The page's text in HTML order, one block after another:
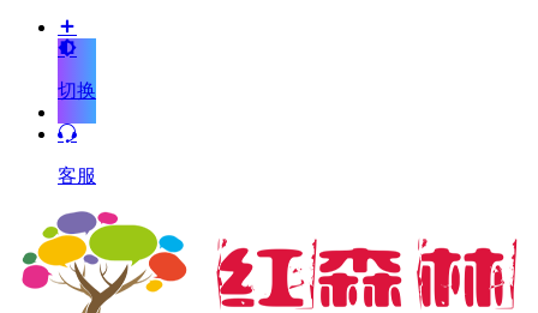
切换
客服